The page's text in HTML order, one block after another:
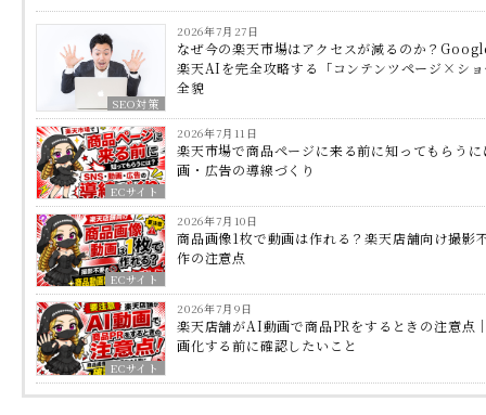
SEO対策
2026年7月27日
なぜ今の楽天市場はアクセスが減るのか？
楽天AIを完全攻略する「コンテンツページ×シ
全貌
ECサイト
2026年7月11日
楽天市場で商品ページに来る前に知ってもらう
画・広告の導線づくり
ECサイト
2026年7月10日
商品画像1枚で動画は作れる？楽天店舗向け撮影
作の注意点
ECサイト
2026年7月9日
楽天店舗がAI動画で商品PRをするときの注意点
画化する前に確認したいこと